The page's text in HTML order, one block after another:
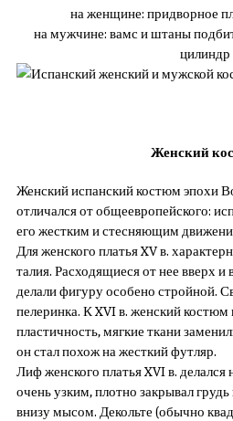
на женщине: придворное
на мужчине: вамс и штаны
цилиндр
Женский
Женский испанский костюм эпохи
отличался от общеевропейского:
его жестким и стесняющим
Для женского платья XV в.
талия. Расходящиеся от нее вверх и
делали фигуру особено стройной.
пелеринка. К XVI в. женский костюм
пластичность, мягкие ткани
он стал похож на жесткий футляр.
Лиф женского платья XVI в. делался
очень узким, плотно закрывал
внизу мысом. Декольте (обычно